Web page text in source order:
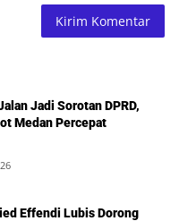
Jadi Sorotan DPRD,
Medan Percepat
Effendi Lubis Dorong